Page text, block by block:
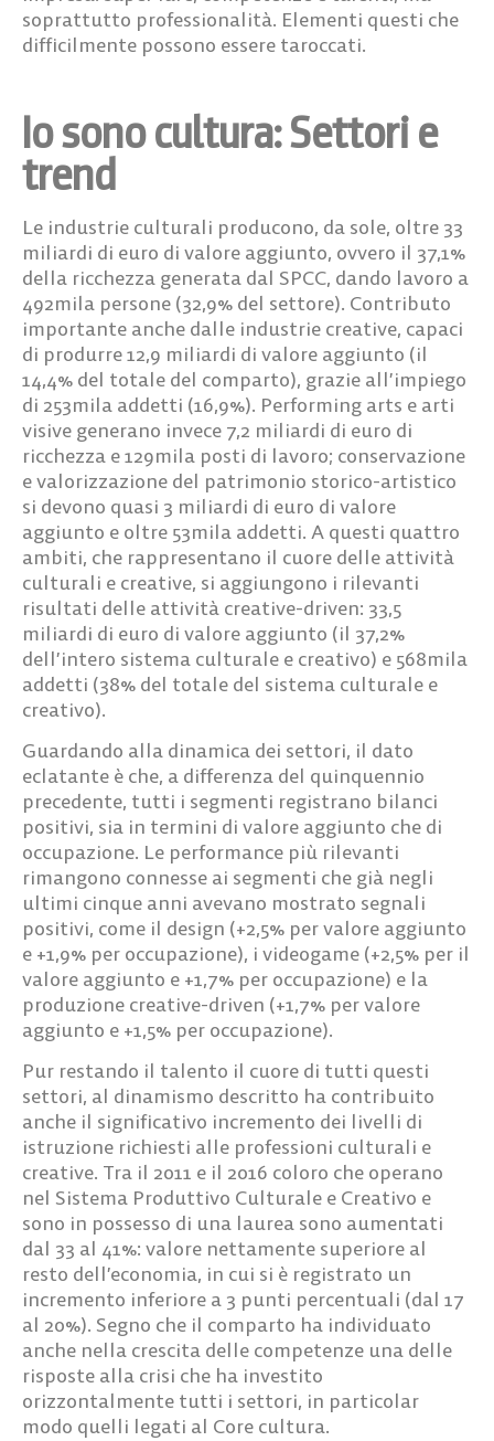
soprattutto professionalità. Elementi questi che
difficilmente possono essere taroccati.
Io sono cultura: Settori e
trend
Le industrie culturali producono, da sole, oltre 33
miliardi di euro di valore aggiunto, ovvero il 37,1%
della ricchezza generata dal SPCC, dando lavoro a
492mila persone (32,9% del settore). Contributo
importante anche dalle industrie creative, capaci
di produrre 12,9 miliardi di valore aggiunto (il
14,4% del totale del comparto), grazie all’impiego
di 253mila addetti (16,9%). Performing arts e arti
visive generano invece 7,2 miliardi di euro di
ricchezza e 129mila posti di lavoro; conservazione
e valorizzazione del patrimonio storico-artistico
si devono quasi 3 miliardi di euro di valore
aggiunto e oltre 53mila addetti. A questi quattro
ambiti, che rappresentano il cuore delle attività
culturali e creative, si aggiungono i rilevanti
risultati delle attività creative-driven: 33,5
miliardi di euro di valore aggiunto (il 37,2%
dell’intero sistema culturale e creativo) e 568mila
addetti (38% del totale del sistema culturale e
creativo).
Guardando alla dinamica dei settori, il dato
eclatante è che, a differenza del quinquennio
precedente, tutti i segmenti registrano bilanci
positivi, sia in termini di valore aggiunto che di
occupazione. Le performance più rilevanti
rimangono connesse ai segmenti che già negli
ultimi cinque anni avevano mostrato segnali
positivi, come il design (+2,5% per valore aggiunto
e +1,9% per occupazione), i videogame (+2,5% per il
valore aggiunto e +1,7% per occupazione) e la
produzione creative-driven (+1,7% per valore
aggiunto e +1,5% per occupazione).
Pur restando il talento il cuore di tutti questi
settori, al dinamismo descritto ha contribuito
anche il significativo incremento dei livelli di
istruzione richiesti alle professioni culturali e
creative. Tra il 2011 e il 2016 coloro che operano
nel Sistema Produttivo Culturale e Creativo e
sono in possesso di una laurea sono aumentati
dal 33 al 41%: valore nettamente superiore al
resto dell’economia, in cui si è registrato un
incremento inferiore a 3 punti percentuali (dal 17
al 20%). Segno che il comparto ha individuato
anche nella crescita delle competenze una delle
risposte alla crisi che ha investito
orizzontalmente tutti i settori, in particolar
modo quelli legati al Core cultura.